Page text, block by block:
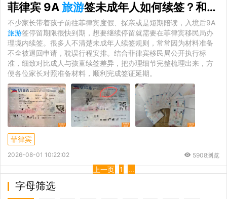
菲律宾 9A旅游签未成年人如何续签？和家长相比多出哪些附加材料
不少家长带着孩子前往菲律宾度假、探亲或是短期陪读，入境后9A
旅游签停留期限很快到期，想要继续停留就需要在菲律宾移民局办
理境内续签。很多人不清楚未成年人续签规则，常常因为材料准备
不全被退回申请，耽误行程安排。结合菲律宾移民局公开执行标
准，细致对比成人与孩童续签差异，把办理细节完整梳理出来，方
便各位家长对照准备材料，顺利完成签证延期。
菲律宾
2026-08-01 10:22:02 5908浏览
上一页 1 ...
字母筛选